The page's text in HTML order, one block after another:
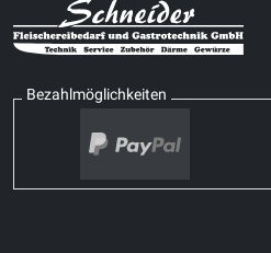
Bezahlmöglichkeiten